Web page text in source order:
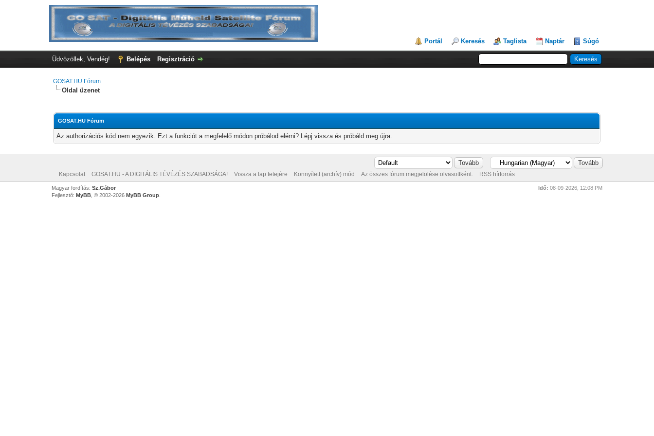
Portál Keresés Taglista Naptár Súgó
Üdvözöllek, Vendég! Belépés Regisztráció
GOSAT.HU Fórum
Oldal üzenet
GOSAT.HU Fórum
Az authorizációs kód nem egyezik. Ezt a funkciót a megfelelő módon próbálod elérni? Lépj vissza és próbáld meg újra.
Kapcsolat GOSAT.HU - A DIGITÁLIS TÉVÉZÉS SZABADSÁGA! Vissza a lap tetejére Könnyített (archív) mód Az összes fórum megjelölése olvasottként. RSS hírforrás
Idő: 08-09-2026, 12:08 PM
Magyar fordítás: Sz.Gábor
Fejlesztő: MyBB, © 2002-2026 MyBB Group.